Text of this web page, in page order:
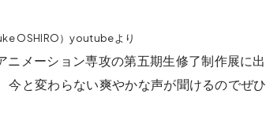
OSHIRO）youtubeより
メーション専攻の第五期生修了制作展に出
と変わらない爽やかな声が聞けるのでぜひ